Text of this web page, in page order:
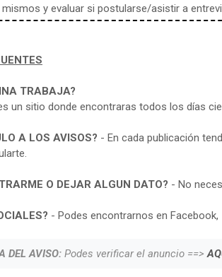
y evaluar si postularse/asistir a
TRABAJA?
un sitio donde encontraras todos los días
A LOS AVISOS? - En cada publicación
O DEJAR ALGUN DATO? - No
- Podes encontrarnos en
DEL AVISO: Podes verificar el anuncio ==>